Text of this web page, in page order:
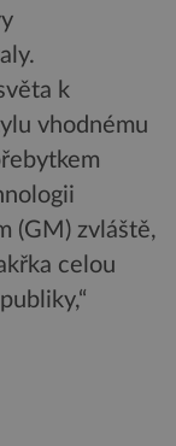
k
vhodnému
(GM) zvláště,
celou